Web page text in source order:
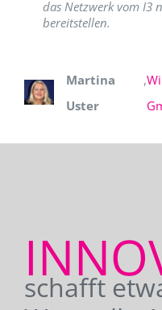
das Netzwerk vom I3
bereitstellen.
Martina
Uster
,
schafft